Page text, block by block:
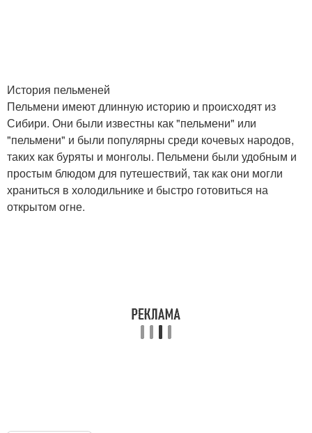
История пельменей
Пельмени имеют длинную историю и происходят из
Сибири. Они были известны как "пельмени" или
"пельмени" и были популярны среди кочевых народов,
таких как буряты и монголы. Пельмени были удобным и
простым блюдом для путешествий, так как они могли
храниться в холодильнике и быстро готовиться на
открытом огне.